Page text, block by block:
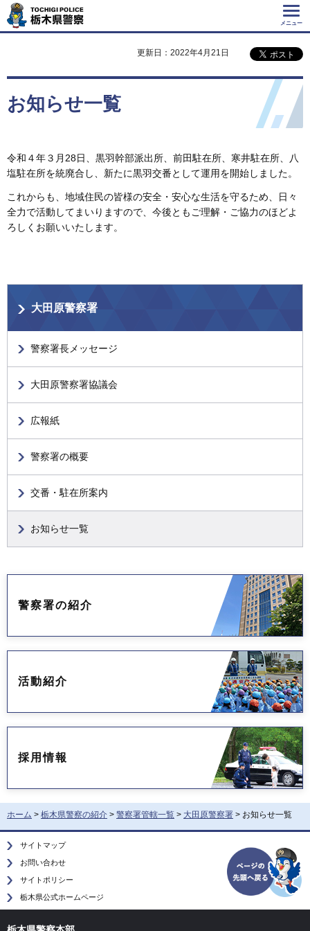
Tochigi Police 栃
木県警察
メニュー
更新日：2022年4月21日
お知らせ一覧
令和４年３月28日、黒羽幹部派出所、前田駐在所、寒井駐在所、八
塩駐在所を統廃合し、新たに黒羽交番として運用を開始しました。
これからも、地域住民の皆様の安全・安心な生活を守るため、日々
全力で活動してまいりますので、今後ともご理解・ご協力のほどよ
ろしくお願いいたします。
大田原警察署
警察署長メッセージ
大田原警察署協議会
広報紙
警察署の概要
交番・駐在所案内
お知らせ一覧
警察署の紹介
活動紹介
採用情報
ホーム > 栃木県警察の紹介 > 警察署管轄一覧 > 大田原警察署 > お知らせ一覧
サイトマップ
お問い合わせ
サイトポリシー
栃木県公式ホームページ